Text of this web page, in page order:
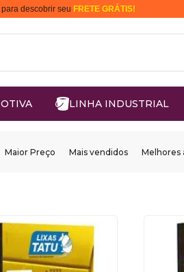
para descobrir seu FRETE GRÁTIS!
LINHA INDUSTRIAL
Maior Preço Mais vendidos Melhores